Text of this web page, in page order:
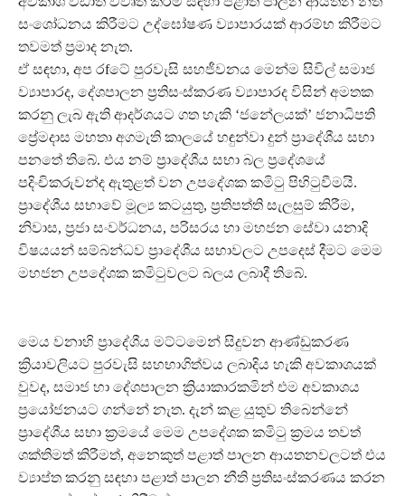
සංශෝධනය කිරීමට උද්ඝෝෂණ ව්‍යාපාරයක් ආරම්භ කිරීමට
තවමත් ප්‍රමාද නැත.
ඒ සඳහා, අප රfටේ පුරවැසි සහජීවනය මෙන්ම සිවිල් සමාජ
ව්‍යාපාරද, දේශපාලන ප්‍රතිසංස්කරණ ව්‍යාපාරද විසින් අමතක
කරනු ලැබ ඇති ආදර්ශයට ගත හැකි ‘ජනේලයක්’ ජනාධිපති
ප්‍රේමදාස මහතා අගමැති කාලයේ හඳුන්වා දුන් ප්‍රාදේශීය සභා
පනතේ තිබේ. එය නම් ප්‍රාදේශීය සභා බල ප්‍රදේශයේ
පදිංචිකරුවන්ද ඇතුළත් වන උපදේශක කමිටු පිහිටුවීමයි.
ප්‍රාදේශීය සභාවේ මූල්‍ය කටයුතු, ප්‍රතිපත්ති සැලසුම් කිරීම,
නිවාස, ප්‍රජා සංවර්ධනය, පරිසරය හා මහජන සේවා යනාදි
විෂයයන් සම්බන්ධව ප්‍රාදේශීය සභාවලට උපදෙස් දීමට මෙම
මහජන උපදේශක කමිටුවලට බලය ලබාදී තිබේ.
මෙය වනාහි ප්‍රාදේශීය මට්ටමෙන් සිදුවන ආණ්ඩුකරණ
ක්‍රියාවලියට පුරවැසි සහභාගිත්වය ලබාදිය හැකි අවකාශයක්
වුවද, සමාජ හා දේශපාලන ක්‍රියාකාරකමින් එම අවකාශය
ප්‍රයෝජනයට ගන්නේ නැත. දැන් කළ යුතුව තිබෙන්නේ
ප්‍රාදේශීය සභා ක්‍රමයේ මෙම උපදේශක කමිටු ක්‍රමය තවත්
ශක්තිමත් කිරීමත්, අනෙකුත් පළාත් පාලන ආයතනවලටත් එය
ව්‍යාප්ත කරනු සඳහා පළාත් පාලන නීති ප්‍රතිසංස්කරණය කරන